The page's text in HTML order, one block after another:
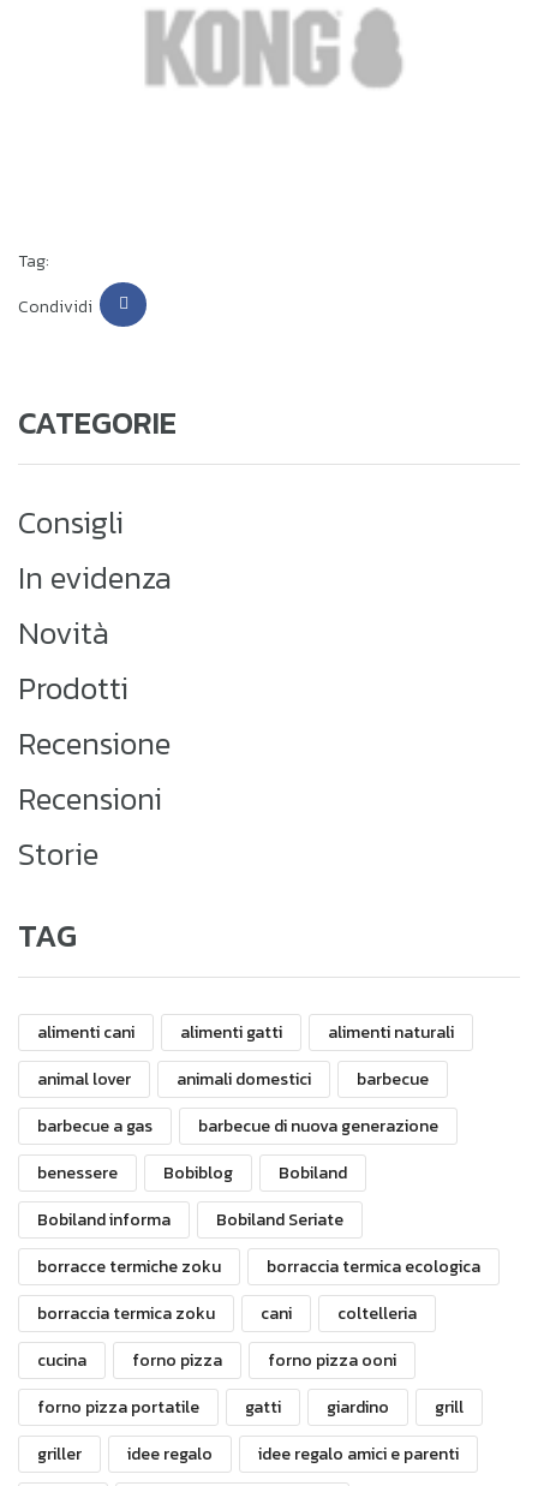
Tag:
Condividi
CATEGORIE
Consigli
In evidenza
Novità
Prodotti
Recensione
Recensioni
Storie
TAG
alimenti cani alimenti gatti
alimenti naturali
animal lover
animali domestici
barbecue
barbecue a gas
barbecue di nuova generazione
benessere
Bobiblog
Bobiland
Bobiland informa
Bobiland Seriate
borracce termiche zoku
borraccia termica ecologica
borraccia termica zoku
cani
coltelleria
cucina
forno pizza
forno pizza ooni
forno pizza portatile
gatti giardino
grill
griller
idee regalo
idee regalo amici e parenti